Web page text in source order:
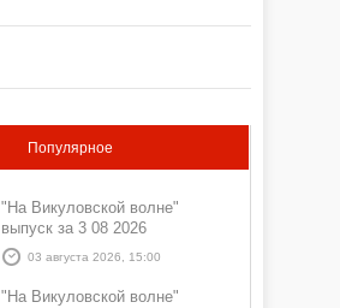
Популярное
"На Викуловской волне"
выпуск за 3 08 2026
03 августа 2026, 15:00
"На Викуловской волне"